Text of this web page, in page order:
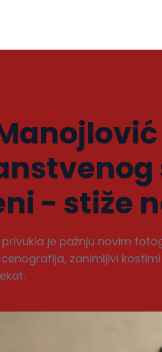
- stiže
je pažnju novim
zanimljivi